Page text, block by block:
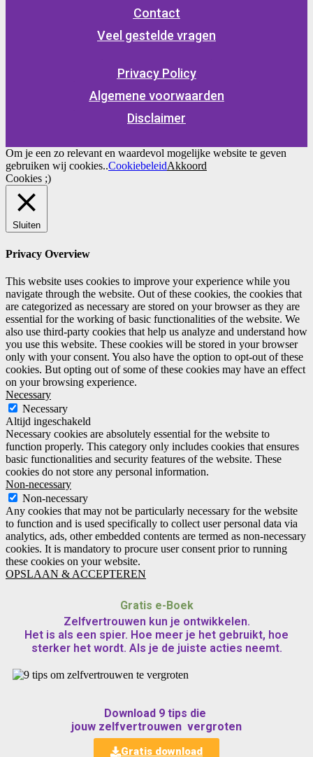
Contact
Veel gestelde vragen
Privacy Policy
Algemene voorwaarden
Disclaimer
Om je een zo relevant en waardevol mogelijke website te geven
gebruiken wij cookies..CookiebeleidAkkoord
Cookies ;)
Sluiten
Privacy Overview
This website uses cookies to improve your experience while you
navigate through the website. Out of these cookies, the cookies that
are categorized as necessary are stored on your browser as they are
essential for the working of basic functionalities of the website. We
also use third-party cookies that help us analyze and understand how
you use this website. These cookies will be stored in your browser
only with your consent. You also have the option to opt-out of these
cookies. But opting out of some of these cookies may have an effect
on your browsing experience.
Necessary
Necessary
Altijd ingeschakeld
Necessary cookies are absolutely essential for the website to
function properly. This category only includes cookies that ensures
basic functionalities and security features of the website. These
cookies do not store any personal information.
Non-necessary
Non-necessary
Any cookies that may not be particularly necessary for the website
to function and is used specifically to collect user personal data via
analytics, ads, other embedded contents are termed as non-necessary
cookies. It is mandatory to procure user consent prior to running
these cookies on your website.
OPSLAAN & ACCEPTEREN
Gratis e-Boek
Zelfvertrouwen kun je ontwikkelen.
Het is als een spier. Hoe meer je het gebruikt, hoe
sterker het wordt. Als je de juiste acties neemt.
Download 9 tips die
jouw zelfvertrouwen vergroten
Gratis download